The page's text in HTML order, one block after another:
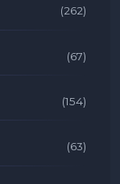
(262)
(67)
(154)
(63)